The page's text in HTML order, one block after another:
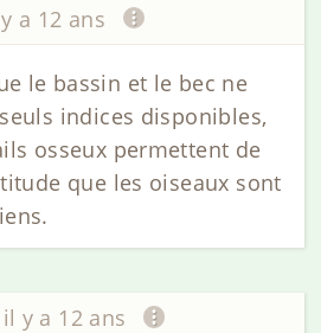
a 12 ans
le bassin et le bec ne
indices disponibles,
osseux permettent de
que les oiseaux sont
il y a 12 ans